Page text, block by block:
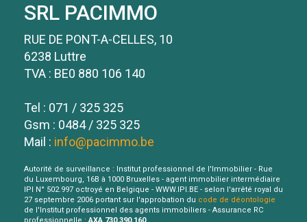
SRL PACIMMO
RUE DE PONT-A-CELLES, 10
6238 Luttre
TVA : BE0 880 106 140
Tel : 071 / 325 325
Gsm : 0484 / 325 325
Mail : info@pacimmo.be
Autorité de surveillance : Institut professionnel de l'Immobilier - Rue
du Luxembourg, 16B à 1000 Bruxelles - agent immobilier intermédiaire
IPI N° 502.997 octroyé en Belgique - WWW.IPI.BE - selon l'arrêté royal du
27 septembre 2006 portant sur l'approbation du code de déontologie
de l'Institut professionnel des agents immobiliers - Assurance RC
professionnelle :AXA 730.390.160